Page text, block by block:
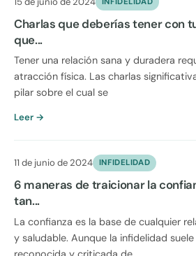
Charlas que deberías tener con
que...
Tener una relación sana y duradera
atracción física. Las charlas
pilar sobre el cual se
Leer →
11 de junio de 2024 INFIDELIDAD
6 maneras de traicionar la
tan...
La confianza es la base de cualquier
y saludable. Aunque la infidelidad